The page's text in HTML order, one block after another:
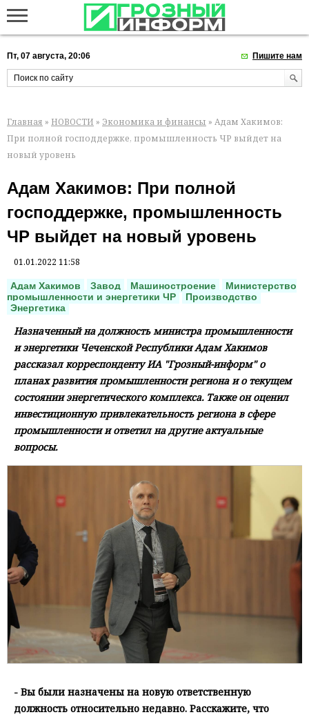
Пт, 07 августа, 20:06 Пишите нам
Главная » НОВОСТИ » Экономика и финансы » Адам Хакимов:
При полной господдержке, промышленность ЧР выйдет на
новый уровень
Адам Хакимов: При полной
господдержке, промышленность
ЧР выйдет на новый уровень
01.01.2022 11:58
Адам Хакимов Завод Машиностроение
Министерство
промышленности и энергетики ЧР
Производство
Энергетика
Назначенный на должность министра промышленности
и энергетики Чеченской Республики Адам Хакимов
рассказал корреспонденту ИА "Грозный-информ" о
планах развития промышленности региона и о текущем
состоянии энергетического комплекса. Также он оценил
инвестиционную привлекательность региона в сфере
промышленности и ответил на другие актуальные
вопросы.
- Вы были назначены на новую ответственную
должность относительно недавно. Расскажите, что